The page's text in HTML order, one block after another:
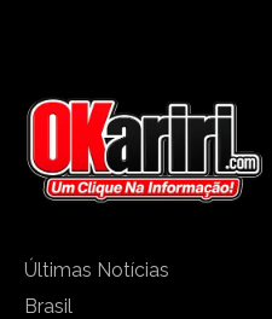
Últimas Notícias
Brasil